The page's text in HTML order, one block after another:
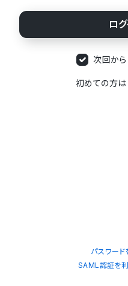
次回か
初めての方は
パスワード
SAML認証を